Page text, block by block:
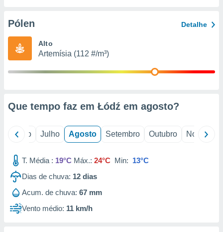
através
estudos
de
1199
Pólen Detalhe
Alto
Artemísia (112 #/m³)
Que tempo faz em Łódź em agosto?
Junho Julho Agosto Setembro Outubro Novembro
T. Média : 19°C Máx.: 24°C Min: 13°C
Dias de chuva: 12 dias
Acum. de chuva: 67 mm
Vento médio: 11 km/h